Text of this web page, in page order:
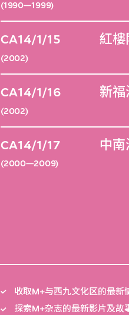
(1990—1999)
CA14/1/15
(2002)
紅樓
CA14/1/16
(2002)
新福
CA14/1/17
(2000—2009)
中
收取M+与西九文化区的最新
探索M+杂志的最新影片及故